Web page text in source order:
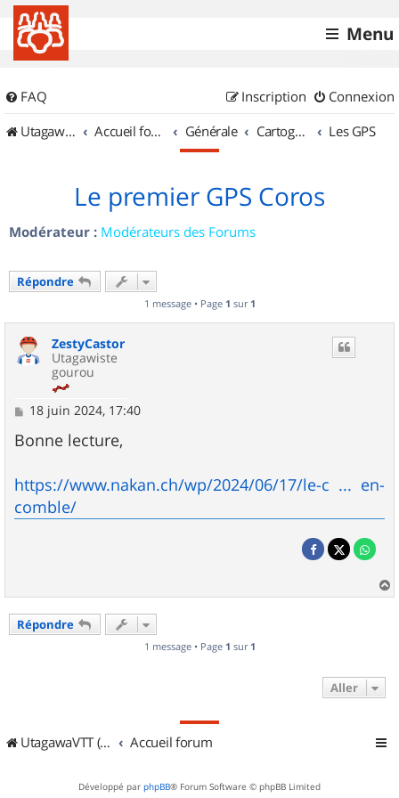
Menu
FAQ Connexion
Inscription
UtagawaVTT (Randos VTT et VTTAE avec traces GPS)
Accueil forum Générale Cartographie et GPS Les GPS
Le premier GPS Coros
Modérateur : Modérateurs des Forums
Répondre
1 message • Page 1 sur 1
ZestyCastor
Utagawiste
gourou
M
s
s
g
e
18 juin 2024, 17:40
Bonne lecture,
https://www.nakan.ch/wp/2024/06/17/le-c ... en-
comble/
a
Répondre
1 message • Page 1 sur 1
Aller
UtagawaVTT (Randos VTT et VTTAE avec traces GPS) Accueil forum
Développé par phpBB® Forum Software © phpBB Limited